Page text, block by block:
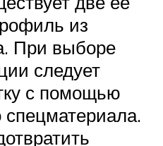
из
При выборе
следует
с помощью
спецматериала.